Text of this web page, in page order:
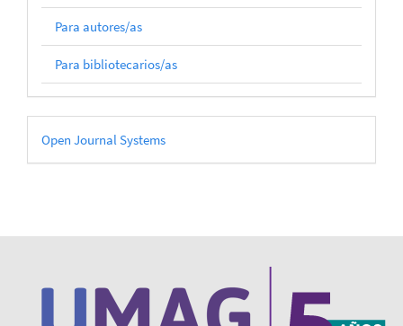
Para autores/as
Para bibliotecarios/as
Desarrollado
por
Open Journal Systems